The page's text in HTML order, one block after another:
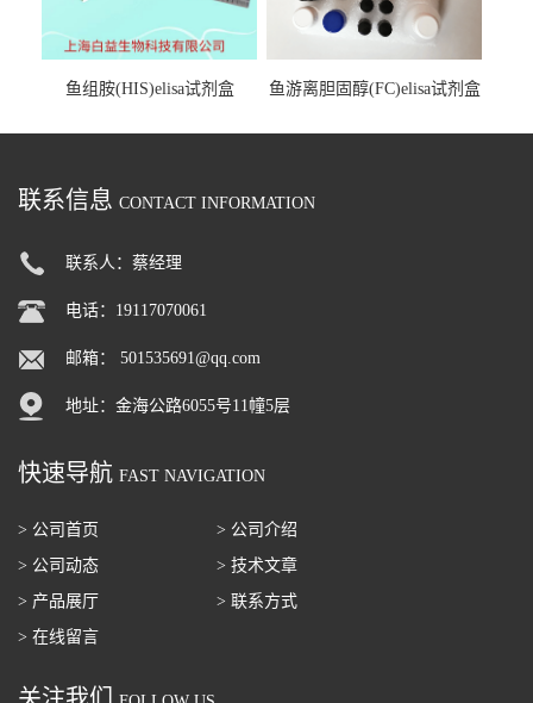
鱼组胺(HIS)elisa试剂盒 鱼游离胆固醇(FC)elisa试剂盒
联系信息 CONTACT INFORMATION
联系人：蔡经理
电话：19117070061
邮箱： 501535691@qq.com
地址：金海公路6055号11幢5层
快速导航 FAST NAVIGATION
> 公司首页
> 公司介绍
> 公司动态
> 技术文章
> 产品展厅
> 联系方式
> 在线留言